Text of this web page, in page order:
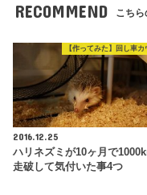
RECOMMEND こちら
【作ってみた】回し車カ
2016.12.25
ハリネズミが10ヶ月で
走破して気付いた事4つ